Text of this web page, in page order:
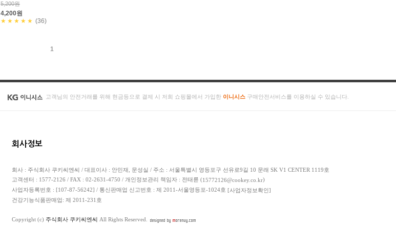
5,200원
4,200원
★★★★★ (36)
1
고객님의 안전거래를 위해 현금등으로 결제 시 저희 쇼핑몰에서 가입한 이니시스 구매안전서비스를 이용하실 수 있습니다.
회사정보
회사 : 주식회사 쿠키씨엔씨 / 대표이사 : 안민재, 문성실 / 주소 : 서울특별시 영등포구 선유로9길 10 문래 SK V1 CENTER 1119호
고객센터 : 1577-2126 / FAX : 02-2631-4750 / 개인정보관리 책임자 : 전태륜 (15772126@cookey.co.kr)
사업자등록번호 : [107-87-56242] / 통신판매업 신고번호 : 제 2011-서울영등포-1024호 [사업자정보확인]
건강기능식품판매업: 제 2011-231호
Copyright (c) 주식회사 쿠키씨엔씨 All Rights Reserved.